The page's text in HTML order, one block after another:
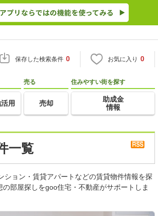
保存した検索条件 0 お気に入り 0
用
売る
売却
住みやすい街を探す
助成金
情報
一覧
ョン・賃貸アパートなどの賃貸物件情報を探
部屋探しをgoo住宅・不動産がサポートしま